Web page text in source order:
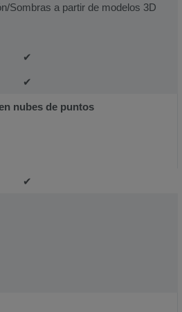
Sombras a partir de modelos 3D
✔
✔
nubes de puntos
✔